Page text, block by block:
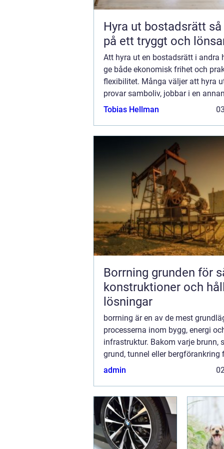
Hyra ut bostadsrätt så gör du
på ett tryggt och
Att hyra ut en bostadsrätt i andra
ge både ekonomisk frihet och
flexibilitet. Många väljer att hyra
provar samboliv, jobbar i en
under en studietid på annan ort.
Tobias Hellman
Borrning grunden för säkra
konstruktioner och
lösningar
borrning är en av de mest
processerna inom bygg, energi
infrastruktur. Bakom varje brunn,
grund, tunnel eller bergförankring
genomtänkta borrmetoder, rätt
admin